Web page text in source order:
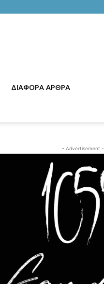
ΔΙΑΦΟΡΑ ΑΡΘΡΑ
- Advertisement -